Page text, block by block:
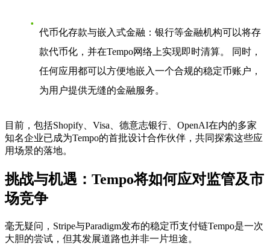
代币化存款与嵌入式金融 ：银行等金融机构可以将存
款代币化，并在Tempo网络上实现即时清算。 同时，
任何应用都可以方便地嵌入一个合规的稳定币账户，
为用户提供无缝的金融服务。
目前，包括Shopify、Visa、德意志银行、OpenAI在内的多家
知名企业已成为Tempo的首批设计合作伙伴，共同探索这些应
用场景的落地。
挑战与机遇：Tempo将如何应对监管及市
场竞争
毫无疑问，Stripe与Paradigm发布的稳定币支付链Tempo是一次
大胆的尝试，但其发展道路也并非一片坦途。